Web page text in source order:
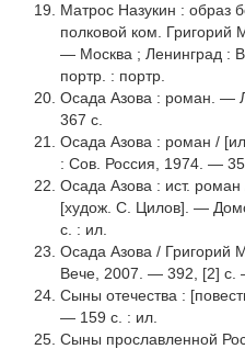
Матрос Назукин : образ
полковой ком. Григорий
— Москва ; Ленинград :
портр. : портр.
Осада Азова : роман. —
367 с.
Осада Азова : роман /
: Сов. Россия, 1974. —
Осада Азова : ист.
[худож. С. Цилов]. —
с. : ил.
Осада Азова / Григорий
Вече, 2007. — 392, [2] с.
Сыны отечества :
— 159 с. : ил.
Сыны прославленной